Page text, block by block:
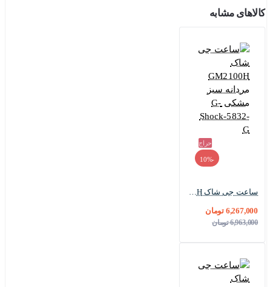
کالاهای مشابه
حراج
-10%
ساعت جی شاک GM2100H مردانه سبز مشکی G-Shock-5832-G
6,267,000 تومان
6,963,000 تومان